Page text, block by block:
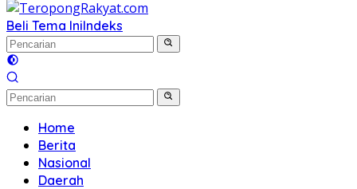
Beli Tema IniIndeks
Home
Berita
Nasional
Daerah